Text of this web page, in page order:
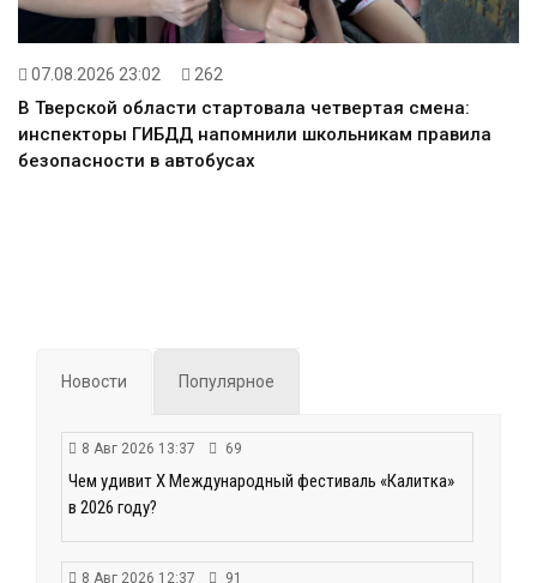
07.08.2026 23:02 262
В Тверской области стартовала четвертая смена:
инспекторы ГИБДД напомнили школьникам правила
безопасности в автобусах
Новости Популярное
8 Авг 2026 13:37 69
Чем удивит X Международный фестиваль «Калитка»
в 2026 году?
8 Авг 2026 12:37 91